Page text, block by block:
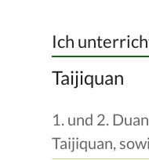
Ich
Taijiquan
1. und 2.
Taijiquan,